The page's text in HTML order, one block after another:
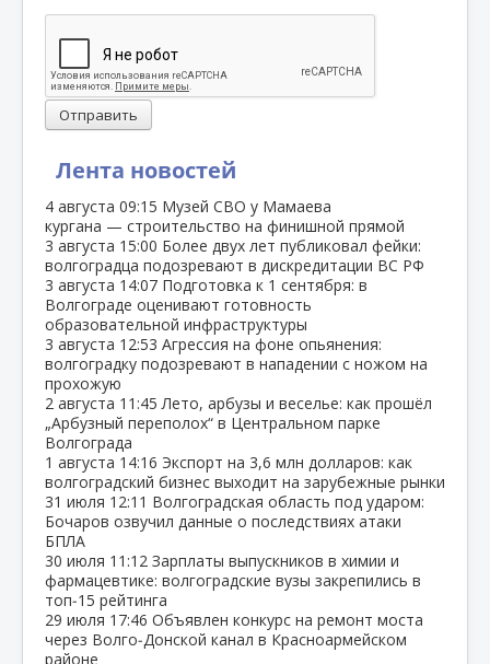
Лента новостей
4 августа 09:15 Музей СВО у Мамаева
кургана — строительство на финишной прямой
3 августа 15:00 Более двух лет публиковал фейки:
волгоградца подозревают в дискредитации ВС РФ
3 августа 14:07 Подготовка к 1 сентября: в
Волгограде оценивают готовность
образовательной инфраструктуры
3 августа 12:53 Агрессия на фоне опьянения:
волгоградку подозревают в нападении с ножом на
прохожую
2 августа 11:45 Лето, арбузы и веселье: как прошёл
„Арбузный переполох“ в Центральном парке
Волгограда
1 августа 14:16 Экспорт на 3,6 млн долларов: как
волгоградский бизнес выходит на зарубежные рынки
31 июля 12:11 Волгоградская область под ударом:
Бочаров озвучил данные о последствиях атаки
БПЛА
30 июля 11:12 Зарплаты выпускников в химии и
фармацевтике: волгоградские вузы закрепились в
топ‑15 рейтинга
29 июля 17:46 Объявлен конкурс на ремонт моста
через Волго‑Донской канал в Красноармейском
районе
Отправить